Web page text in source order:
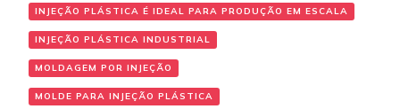
INJEÇÃO PLÁSTICA É IDEAL PARA PRODUÇÃO EM ESCALA
INJEÇÃO PLÁSTICA INDUSTRIAL
MOLDAGEM POR INJEÇÃO
MOLDE PARA INJEÇÃO PLÁSTICA